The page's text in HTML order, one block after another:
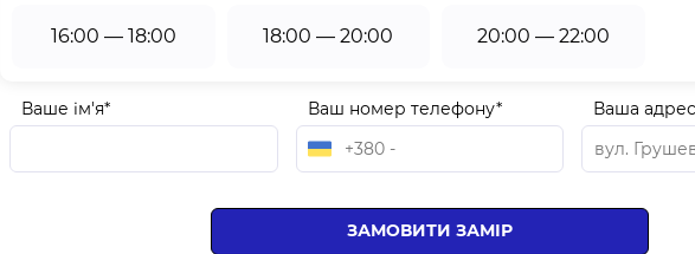
16:00 — 18:00 18:00 — 20:00 20:00 — 22:00
Ваше ім'я* Ваш номер телефону* Ваша